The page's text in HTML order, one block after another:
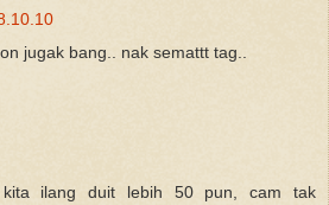
jugak bang.. nak semattt tag..
kita ilang duit lebih 50 pun, cam tak